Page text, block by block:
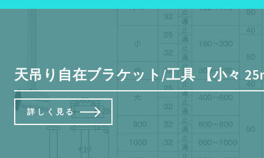
天吊り自在ブラケット/工具 【小々
詳しく見る